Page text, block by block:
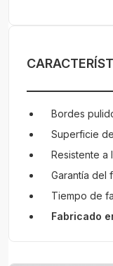
Bordes
Superficie
Resistente a
Garantía del
Tiempo de
Fabricado